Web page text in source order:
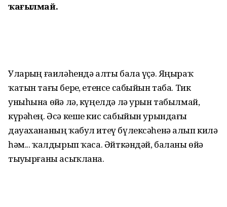
ҡағылмай.
Уларҙың ғаиләһендә алты бала үҫә. Яңыраҡ
ҡатын тағы берҙе, етенсе сабыйын таба. Тик
уныһына өйҙә лә, күңелдә лә урын табылмай,
күрәһең. Әсә кеше кис сабыйын урындағы
дауахананың ҡабул итеү бүлексәһенә алып килә
һәм... ҡалдырып ҡаса. Әйткәндәй, баланы өйҙә
тыуҙырғаны асыҡлана.